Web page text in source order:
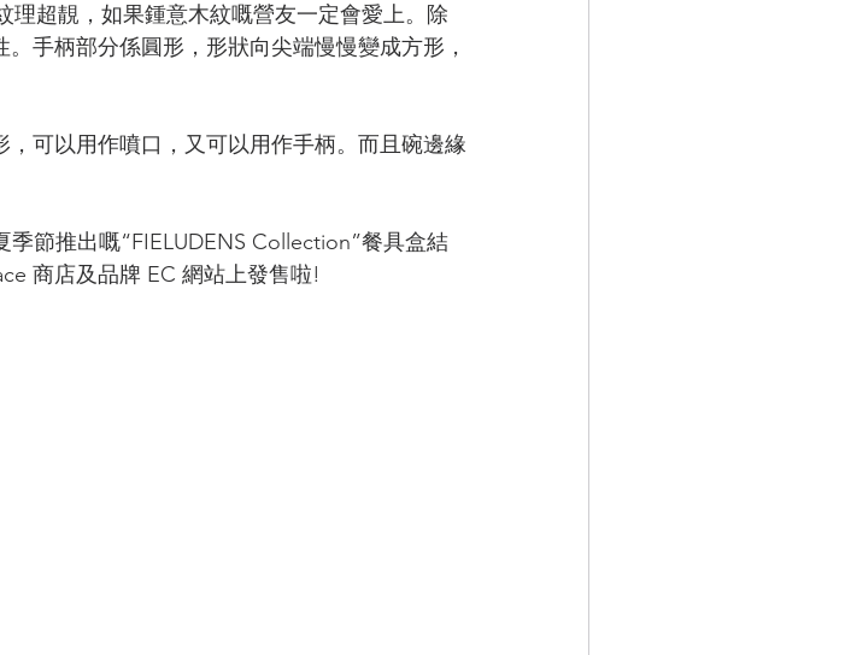
超靚，如果鍾意木紋嘅營友一定會愛上。除
手柄部分係圓形，形狀向尖端慢慢變成方形，
可以用作噴口，又可以用作手柄。而且碗邊緣
節推出嘅“FIELUDENS Collection”餐具盒結
商店及品牌 EC 網站上發售啦!